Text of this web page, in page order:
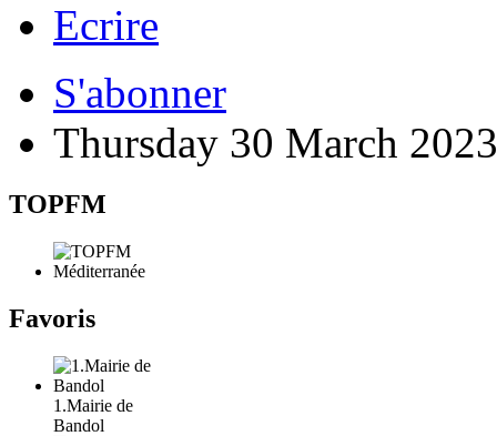
Ecrire
S'abonner
Thursday 30 March 2023
TOPFM
Favoris
1.Mairie de
Bandol